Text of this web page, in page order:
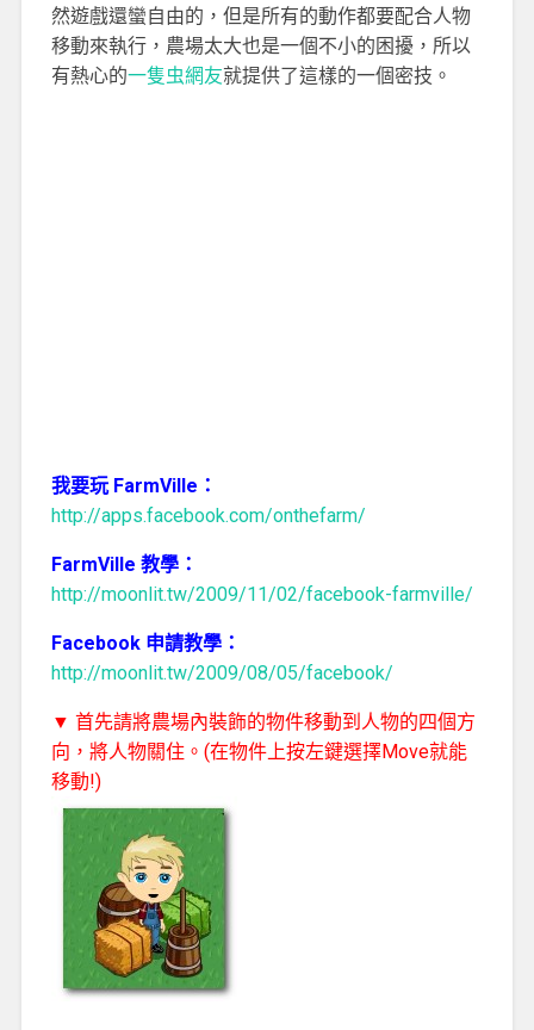
然遊戲還蠻自由的，但是所有的動作都要配合人物
移動來執行，農場太大也是一個不小的困擾，所以
有熱心的一隻虫網友就提供了這樣的一個密技。
我要玩 FarmVille：
http://apps.facebook.com/onthefarm/
FarmVille 教學：
http://moonlit.tw/2009/11/02/facebook-farmville/
Facebook 申請教學：
http://moonlit.tw/2009/08/05/facebook/
▼ 首先請將農場內裝飾的物件移動到人物的四個方
向，將人物關住。(在物件上按左鍵選擇Move就能
移動!)